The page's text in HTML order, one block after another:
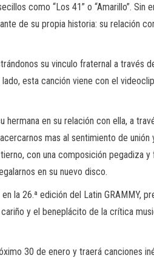
como “Los 41” o “Amarillo”. Sin
de su propia historia: su relación
su vinculo fraternal a través
esta canción viene con el
en su relación con ella, a
mas al sentimiento de unión
con una composición pegadiza y
en su nuevo disco.
la 26.ª edición del Latin GRAMMY,
y el beneplácito de la crítica
30 de enero y traerá canciones